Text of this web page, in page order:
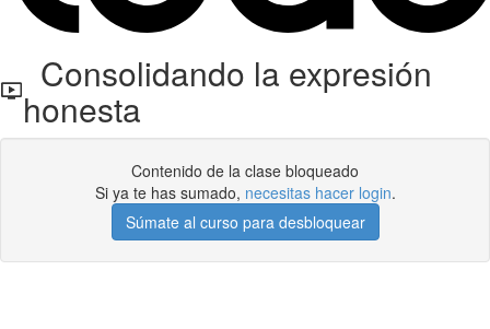
Consolidando la expresión
honesta
Contenido de la clase bloqueado
Si ya te has sumado, necesitas hacer login.
Súmate al curso para desbloquear